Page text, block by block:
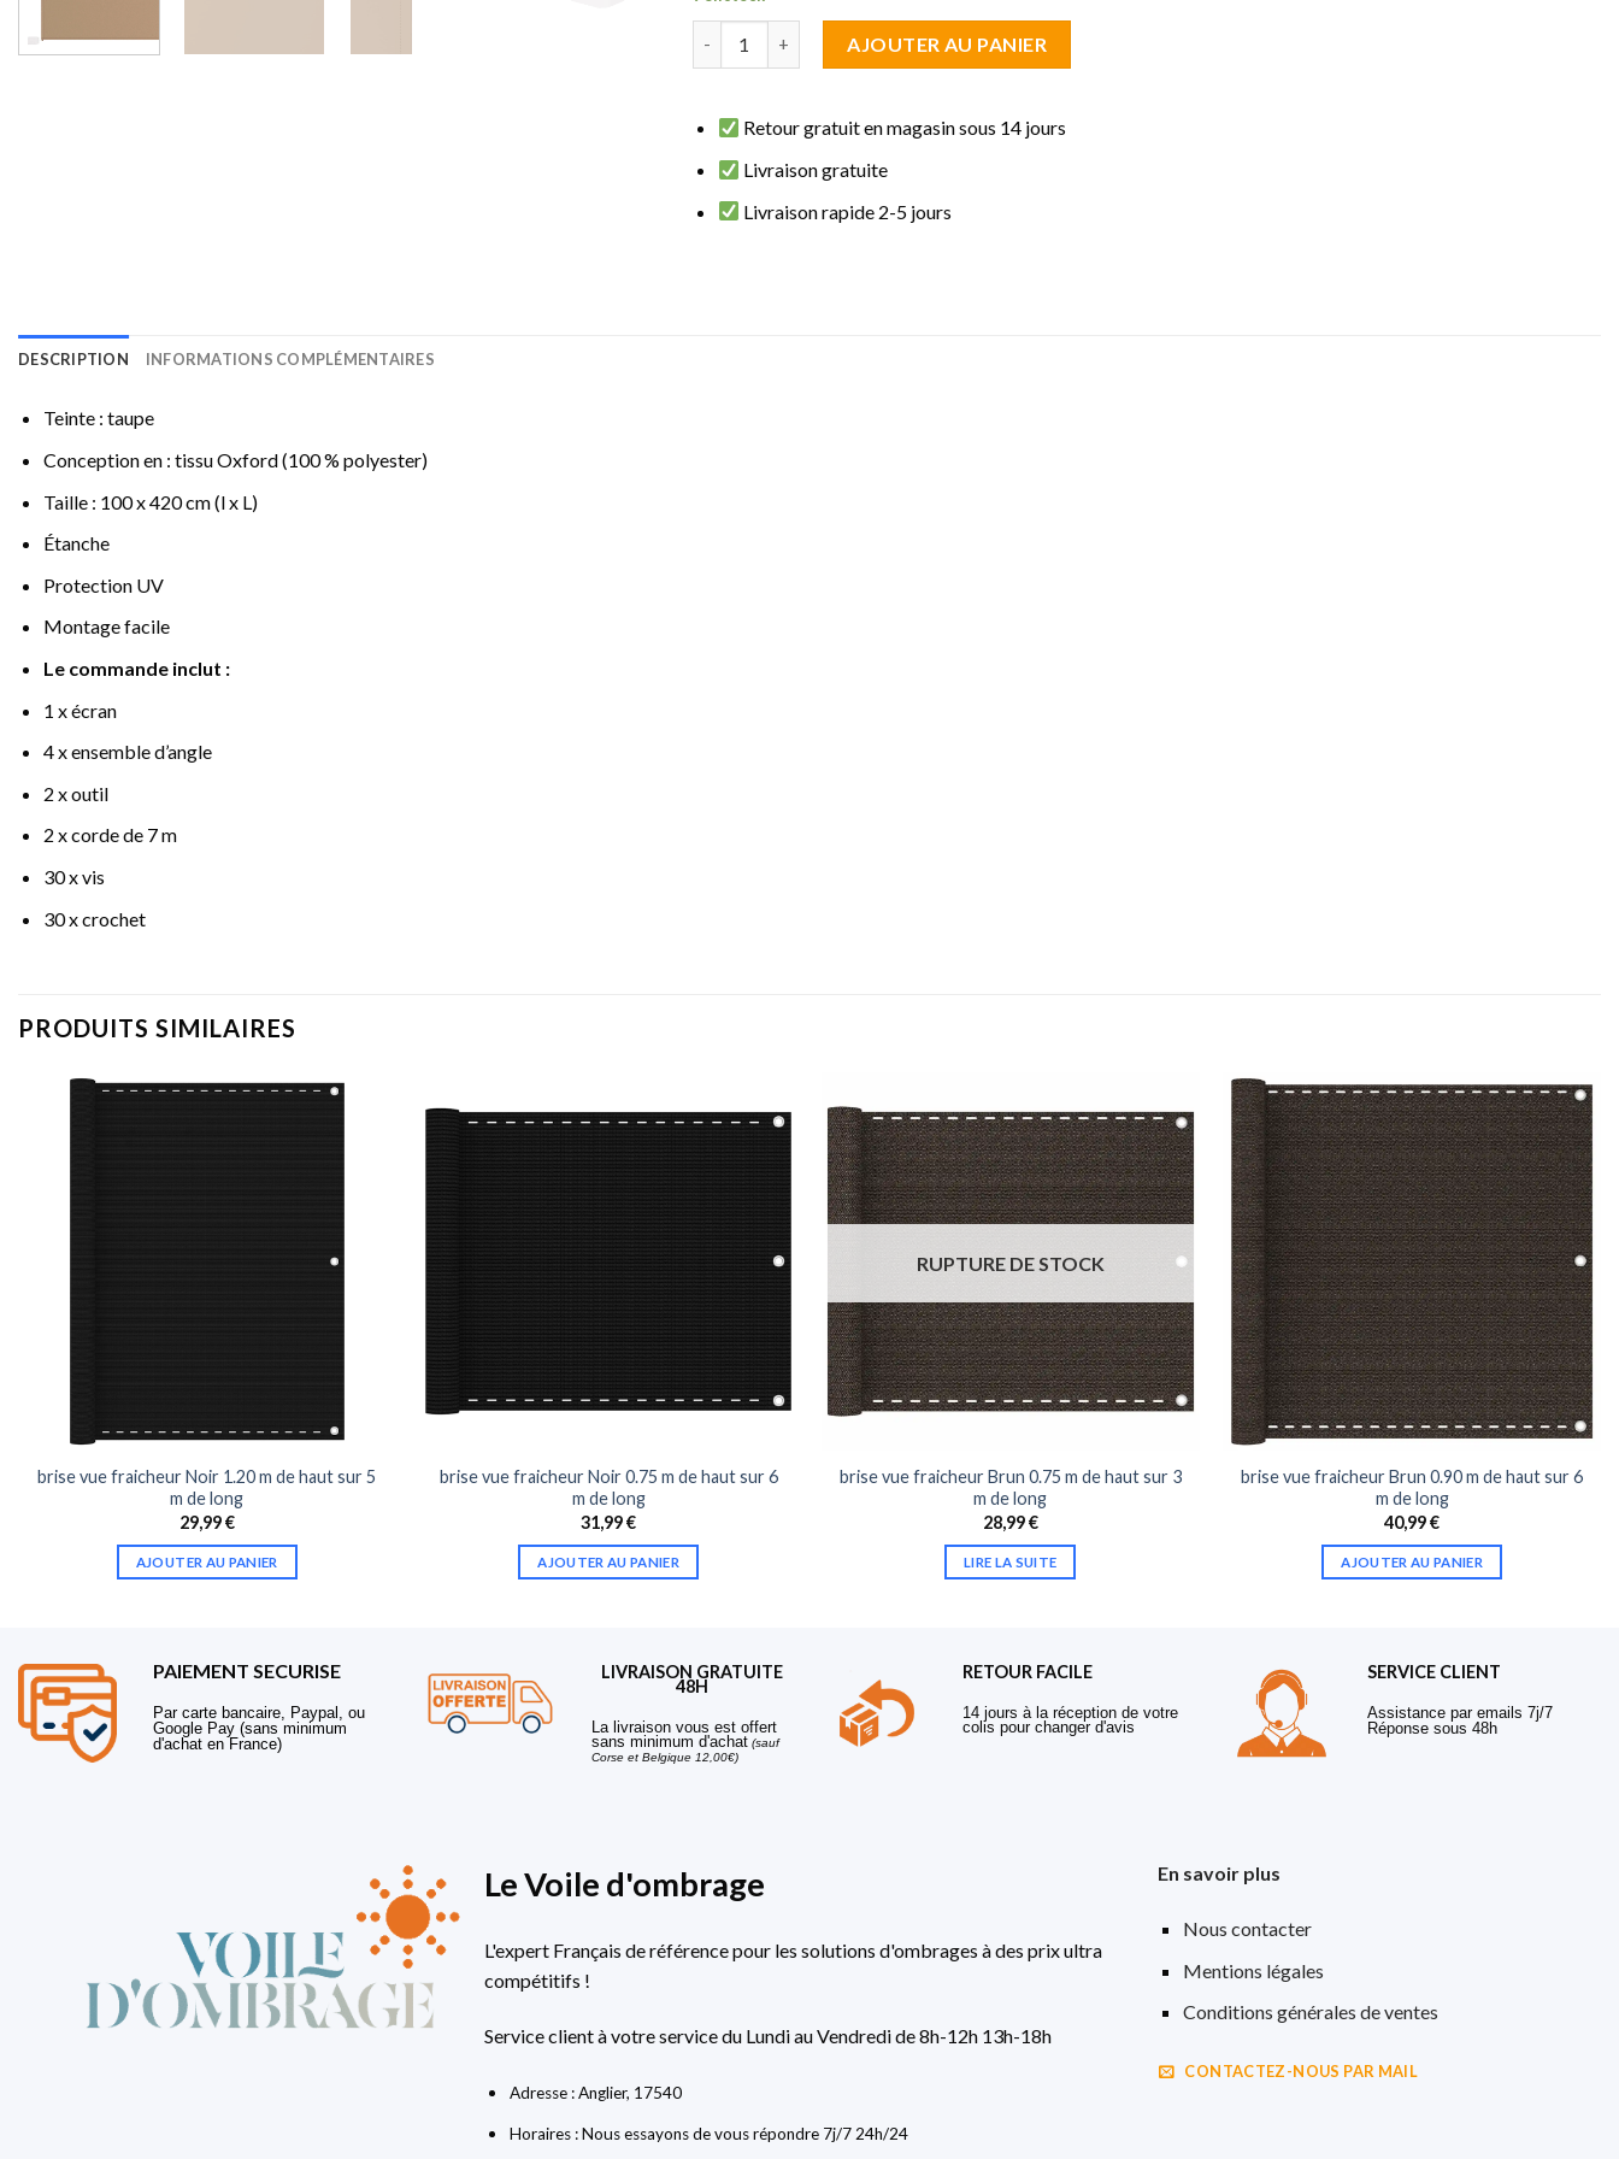
AJOUTER AU PANIER
Retour gratuit en magasin sous 14 jours
Livraison gratuite
Livraison rapide 2-5 jours
DESCRIPTION INFORMATIONS COMPLÉMENTAIRES
Teinte : taupe
Conception en : tissu Oxford (100 % polyester)
Taille : 100 x 420 cm (l x L)
Étanche
Protection UV
Montage facile
Le commande inclut :
1 x écran
4 x ensemble d’angle
2 x outil
2 x corde de 7 m
30 x vis
30 x crochet
PRODUITS SIMILAIRES
brise vue fraicheur Noir 1.20 m de haut sur 5
m de long
29,99€
AJOUTER AU PANIER
brise vue fraicheur Noir 0.75 m de haut sur 6
m de long
31,99€
AJOUTER AU PANIER
RUPTURE DE STOCK
brise vue fraicheur Brun 0.75 m de haut sur 3
m de long
28,99€
LIRE LA SUITE
brise vue fraicheur Brun 0.90 m de haut sur 6
m de long
40,99€
AJOUTER AU PANIER
PAIEMENT SECURISE
Par carte bancaire, Paypal, ou
Google Pay (sans minimum
d'achat en France)
LIVRAISON GRATUITE
48H
La livraison vous est offert
sans minimum d'achat (sauf
Corse et Belgique 12,00€)
RETOUR FACILE
14 jours à la réception de votre
colis pour changer d'avis
SERVICE CLIENT
Assistance par emails 7j/7
Réponse sous 48h
Le Voile d'ombrage
L'expert Français de référence pour les solutions d'ombrages à des prix ultra
compétitifs !
Service client à votre service du Lundi au Vendredi de 8h-12h 13h-18h
Adresse : Anglier, 17540
Horaires : Nous essayons de vous répondre 7j/7 24h/24
En savoir plus
Nous contacter
Mentions légales
Conditions générales de ventes
CONTACTEZ-NOUS PAR MAIL